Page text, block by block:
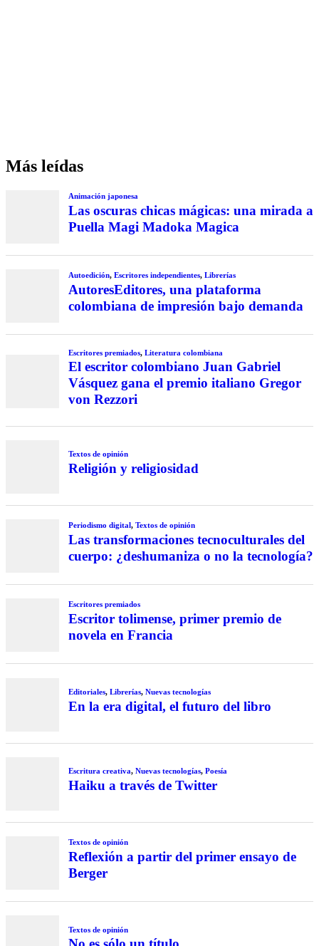
Más leídas
Animación japonesa
Las oscuras chicas mágicas: una mirada a
Puella Magi Madoka Magica
Autoedición, Escritores independientes, Librerías
AutoresEditores, una plataforma
colombiana de impresión bajo demanda
Escritores premiados, Literatura colombiana
El escritor colombiano Juan Gabriel
Vásquez gana el premio italiano Gregor
von Rezzori
Textos de opinión
Religión y religiosidad
Periodismo digital, Textos de opinión
Las transformaciones tecnoculturales del
cuerpo: ¿deshumaniza o no la tecnología?
Escritores premiados
Escritor tolimense, primer premio de
novela en Francia
Editoriales, Librerías, Nuevas tecnologías
En la era digital, el futuro del libro
Escritura creativa, Nuevas tecnologías, Poesía
Haiku a través de Twitter
Textos de opinión
Reflexión a partir del primer ensayo de
Berger
Textos de opinión